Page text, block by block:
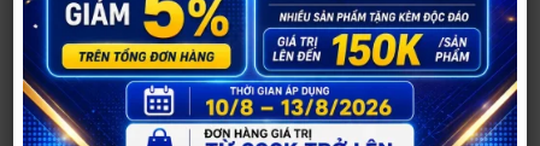
Mẹo nhỏ giúp cả hai lên đỉnh dễ dàng tạo điều
kiện tốt cho việc sinh con trai.
Thông tin mua hàng tại Shop Người Lớn
37